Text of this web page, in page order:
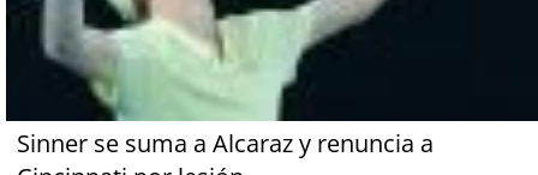
Sinner se suma a Alcaraz y renuncia a